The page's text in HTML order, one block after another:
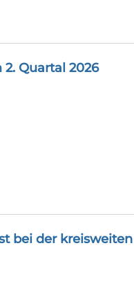
Quartal 2026
bei der